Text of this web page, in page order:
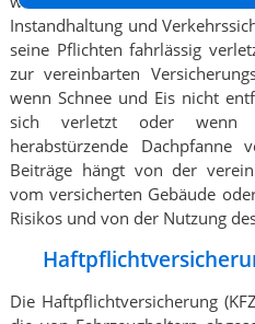
Instandhaltung und
seine Pflichten fahrlässig
zur vereinbarten
wenn Schnee und Eis nicht
sich verletzt oder wenn
herabstürzende
Beiträge hängt von der
vom versicherten Gebäude
Risikos und von der Nutzung
Die Haftpflichtversicherung